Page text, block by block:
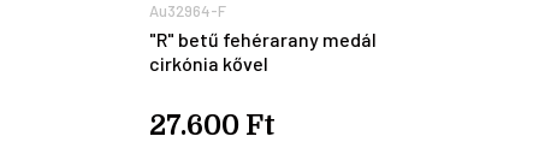
Au32964-F
"R" betű fehérarany medál
cirkónia kővel
27.600 Ft